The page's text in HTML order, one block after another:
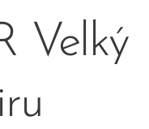
Velký